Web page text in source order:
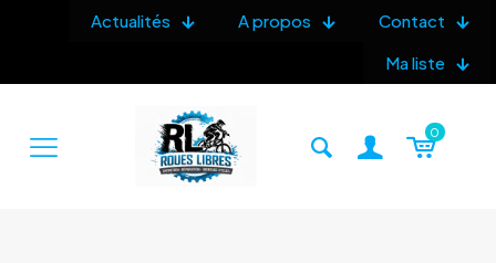
Actualités A propos
Contact
Ma liste
0